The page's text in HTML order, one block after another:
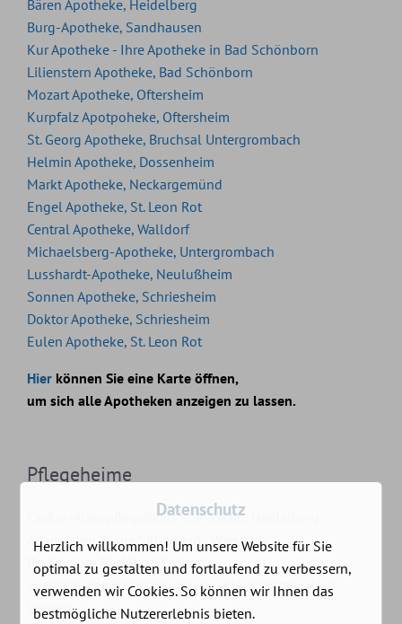
Bären Apotheke, Heidelberg
Burg-Apotheke, Sandhausen
Kur Apotheke - Ihre Apotheke in Bad Schönborn
Lilienstern Apotheke, Bad Schönborn
Mozart Apotheke, Oftersheim
Kurpfalz Apotpoheke, Oftersheim
St. Georg Apotheke, Bruchsal Untergrombach
Helmin Apotheke, Dossenheim
Markt Apotheke, Neckargemünd
Engel Apotheke, St. Leon Rot
Central Apotheke, Walldorf
Michaelsberg-Apotheke, Untergrombach
Lusshardt-Apotheke, Neulußheim
Sonnen Apotheke, Schriesheim
Doktor Apotheke, Schriesheim
Eulen Apotheke, St. Leon Rot
Hier können Sie eine Karte öffnen,
um sich alle Apotheken anzeigen zu lassen.
Pflegeheime
Caritas-Altenpflegeheim St. Michael, Heidelberg
Agaplesion "Haus Silberberg", Wiesloch
Pro Seniore Residenz, Leimen
Evangelische Heimstiftung "Dr. Ulla-Schirmer Haus",
Leimen
Datenschutz
Herzlich willkommen! Um unsere Website für Sie
optimal zu gestalten und fortlaufend zu verbessern,
verwenden wir Cookies. So können wir Ihnen das
bestmögliche Nutzererlebnis bieten.